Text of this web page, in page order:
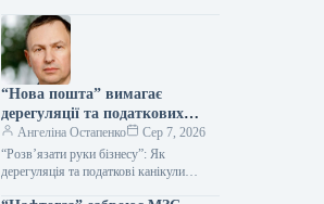
розвитку (ЄБРР) вивчає можливість
реалізації двох…
“Нова пошта” вимагає
дерегуляції та податкових
канікул у відповідь на атаки
на бізнес
Ангеліна Остапенко
Сер 7, 2026
“Розв’язати руки бізнесу”: Як
дерегуляція та податкові канікули